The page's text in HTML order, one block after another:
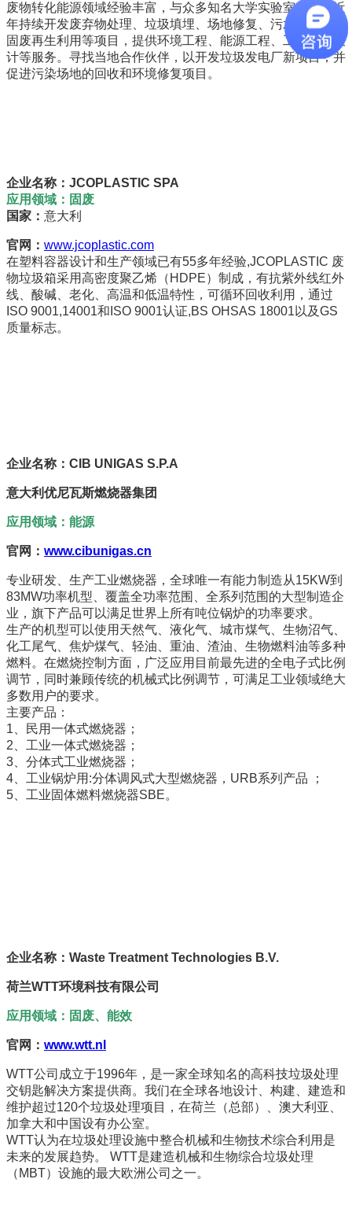
废物转化能源领域经验丰富，与众多知名大学实验室合作。近
年持续开发废弃物处理、垃圾填埋、场地修复、污水处理厂、
固废再生利用等项目，提供环境工程、能源工程、工业厂房设
计等服务。寻找当地合作伙伴，以开发垃圾发电厂新项目，并
促进污染场地的回收和环境修复项目。
企业名称：JCOPLASTIC SPA
应用领域：固废
国家： 意大利
官网： www.jcoplastic.com
在塑料容器设计和生产领域已有55多年经验,JCOPLASTIC 废
物垃圾箱采用高密度聚乙烯（HDPE）制成，有抗紫外线红外
线、酸碱、老化、高温和低温特性，可循环回收利用，通过
ISO 9001,14001和ISO 9001认证,BS OHSAS 18001以及GS
质量标志。
企业名称：CIB UNIGAS S.P.A
意大利优尼瓦斯燃烧器集团
应用领域：能源
官网： www.cibunigas.cn
专业研发、生产工业燃烧器，全球唯一有能力制造从15KW到
83MW功率机型、覆盖全功率范围、全系列范围的大型制造企
业，旗下产品可以满足世界上所有吨位锅炉的功率要求。
生产的机型可以使用天然气、液化气、城市煤气、生物沼气、
化工尾气、焦炉煤气、轻油、重油、渣油、生物燃料油等多种
燃料。在燃烧控制方面，广泛应用目前最先进的全电子式比例
调节，同时兼顾传统的机械式比例调节，可满足工业领域绝大
多数用户的要求。
主要产品：
1、民用一体式燃烧器；
2、工业一体式燃烧器；
3、分体式工业燃烧器；
4、工业锅炉用:分体调风式大型燃烧器，URB系列产品 ；
5、工业固体燃料燃烧器SBE。
企业名称：Waste Treatment Technologies B.V.
荷兰WTT环境科技有限公司
应用领域：固废、能效
官网： www.wtt.nl
WTT公司成立于1996年，是一家全球知名的高科技垃圾处理
交钥匙解决方案提供商。我们在全球各地设计、构建、建造和
维护超过120个垃圾处理项目，在荷兰（总部）、澳大利亚、
加拿大和中国设有办公室。
WTT认为在垃圾处理设施中整合机械和生物技术综合利用是
未来的发展趋势。 WTT是建造机械和生物综合垃圾处理
（MBT）设施的最大欧洲公司之一。